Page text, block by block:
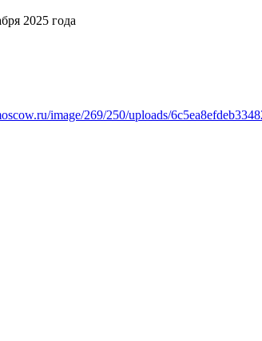
2025 года
image/269/250/uploads/